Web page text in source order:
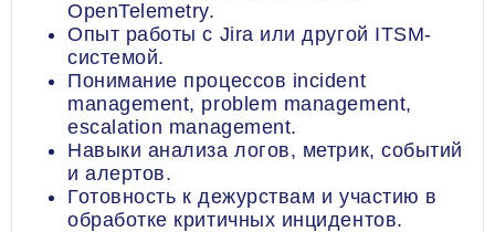
OpenTelemetry.
Опыт работы с Jira или другой ITSM-
системой.
Понимание процессов incident
management, problem management,
escalation management.
Навыки анализа логов, метрик, событий
и алертов.
Готовность к дежурствам и участию в
обработке критичных инцидентов.